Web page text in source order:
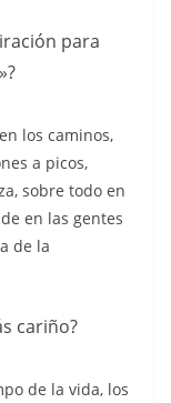
para
los caminos,
a picos,
sobre todo en
en las gentes
de la
cariño?
de la vida, los